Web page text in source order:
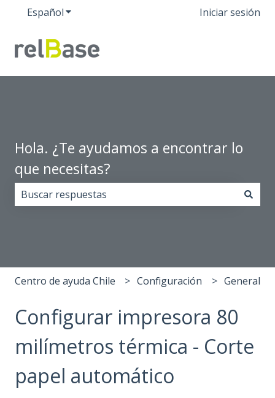
EspañolTraducciones de Mostrar submenú de
Iniciar sesión
Hola. ¿Te ayudamos a encontrar lo
que necesitas?
Centro de ayuda Chile Configuración General
Configurar impresora 80
milímetros térmica - Corte
papel automático